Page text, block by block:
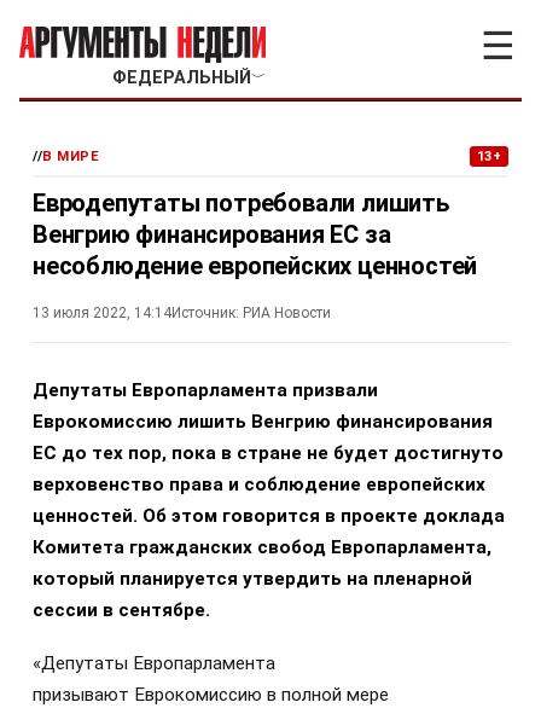
ФЕДЕРАЛЬНЫЙ ﹀
☰
//В МИРЕ 13+
Евродепутаты потребовали лишить
Венгрию финансирования ЕС за
несоблюдение европейских ценностей
13 июля 2022, 14:14Источник: РИА Новости
Депутаты Европарламента призвали
Еврокомиссию лишить Венгрию финансирования
ЕС до тех пор, пока в стране не будет достигнуто
верховенство права и соблюдение европейских
ценностей. Об этом говорится в проекте доклада
Комитета гражданских свобод Европарламента,
который планируется утвердить на пленарной
сессии в сентябре.
«Депутаты Европарламента
призывают Еврокомиссию в полной мере